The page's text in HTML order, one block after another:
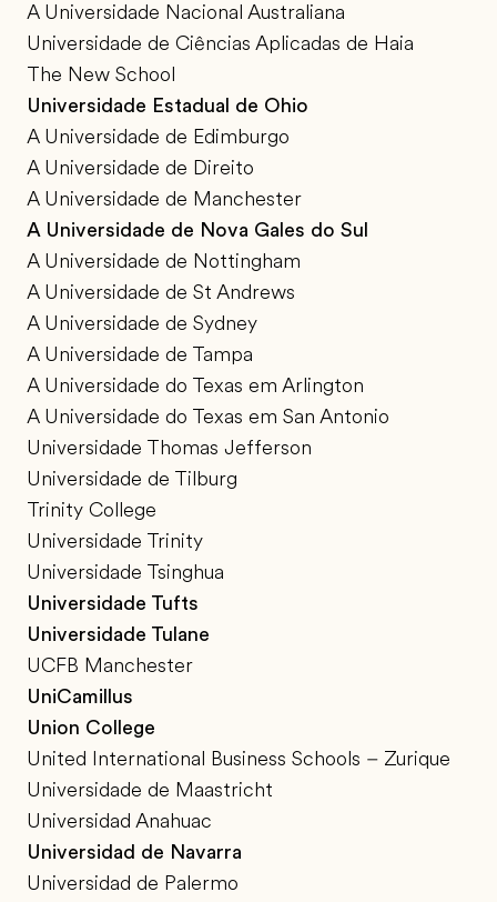
A Universidade Nacional Australiana
Universidade de Ciências Aplicadas de Haia
The New School
Universidade Estadual de Ohio
A Universidade de Edimburgo
A Universidade de Direito
A Universidade de Manchester
A Universidade de Nova Gales do Sul
A Universidade de Nottingham
A Universidade de St Andrews
A Universidade de Sydney
A Universidade de Tampa
A Universidade do Texas em Arlington
A Universidade do Texas em San Antonio
Universidade Thomas Jefferson
Universidade de Tilburg
Trinity College
Universidade Trinity
Universidade Tsinghua
Universidade Tufts
Universidade Tulane
UCFB Manchester
UniCamillus
Union College
United International Business Schools – Zurique
Universidade de Maastricht
Universidad Anahuac
Universidad de Navarra
Universidad de Palermo